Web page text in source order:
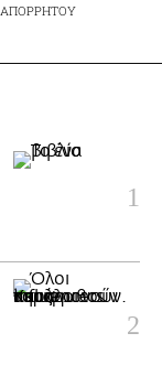
ΑΠΟΡΡΗΤΟΥ